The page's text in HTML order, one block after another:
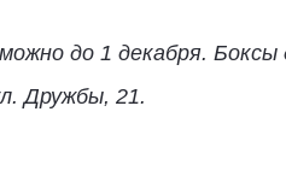
до 1 декабря.
Дружбы, 21.